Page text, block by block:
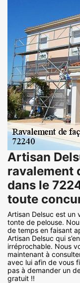
Artisan
ravalement
dans le
toute
Artisan Delsuc est un
tonte de pelouse.
de temps en faisant
Artisan Delsuc qui
irréprochable. Nous
maintenant à
avec lui afin de vous
pas à demander un
gratuit !!